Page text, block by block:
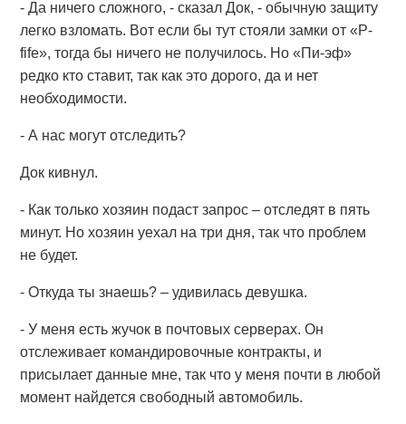
- Да ничего сложного, - сказал Док, - обычную защиту
легко взломать. Вот если бы тут стояли замки от «P-
fife», тогда бы ничего не получилось. Но «Пи-эф»
редко кто ставит, так как это дорого, да и нет
необходимости.
- А нас могут отследить?
Док кивнул.
- Как только хозяин подаст запрос – отследят в пять
минут. Но хозяин уехал на три дня, так что проблем
не будет.
- Откуда ты знаешь? – удивилась девушка.
- У меня есть жучок в почтовых серверах. Он
отслеживает командировочные контракты, и
присылает данные мне, так что у меня почти в любой
момент найдется свободный автомобиль.